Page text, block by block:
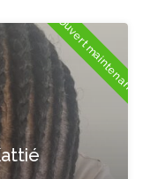
Ouvert maintenant